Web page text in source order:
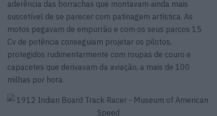
aderência das borrachas que montavam ainda mais
suscetível de se parecer com patinagem artística. As
motos pegavam de empurrão e com os seus parcos 15
Cv de potência conseguiam projetar os pilotos,
protegidos rudimentarmente com roupas de couro e
capacetes que derivavam da aviação, a mais de 100
milhas por hora.